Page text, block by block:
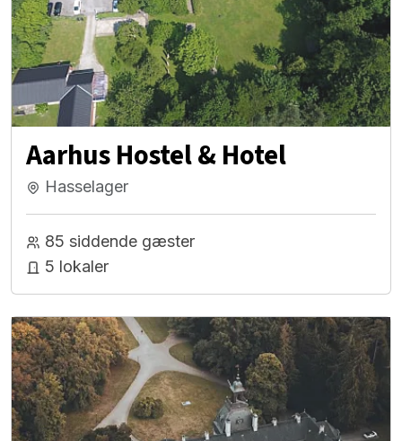
Aarhus Hostel & Hotel
Hasselager
85 siddende gæster
5 lokaler